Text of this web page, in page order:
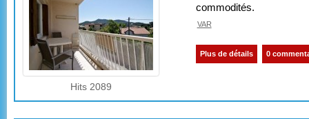
Hits 2089
commodités.
VAR
Plus de détails 0